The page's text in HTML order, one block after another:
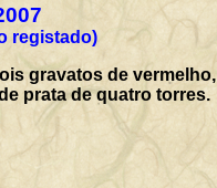
registado)
gravatos de vermelho,
prata de quatro torres.